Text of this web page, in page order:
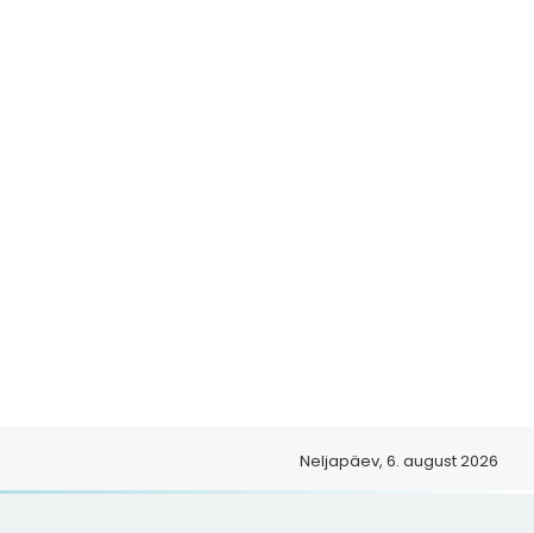
Neljapäev, 6. august 2026